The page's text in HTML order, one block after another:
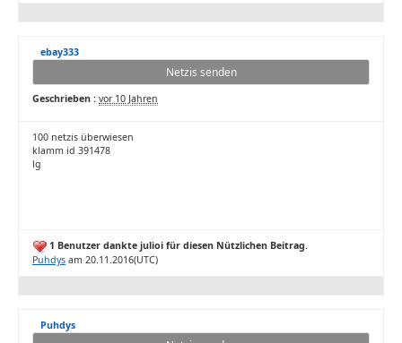
ebay333
Netzis senden
Geschrieben : vor 10 Jahren
100 netzis überwiesen
klamm id 391478
lg
1 Benutzer dankte julioi für diesen Nützlichen Beitrag.
Puhdys am 20.11.2016(UTC)
Puhdys